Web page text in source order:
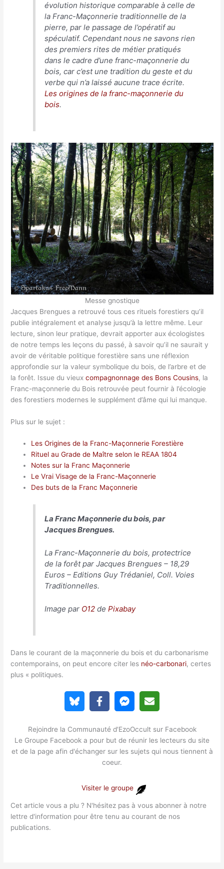
évolution historique comparable à celle de
la Franc-Maçonnerie traditionnelle de la
pierre, par le passage de l’opératif au
spéculatif. Cependant nous ne savons rien
des premiers rites de métier pratiqués
dans le cadre d’une franc-maçonnerie du
bois, car c’est une tradition du geste et du
verbe qui n’a laissé aucune trace écrite.
Les origines de la franc-maçonnerie du
bois.
Messe gnostique
Jacques Brengues a retrouvé tous ces rituels forestiers qu’il
publie intégralement et analyse jusqu’à la lettre même. Leur
lecture, sinon leur pratique, devrait apporter aux écologistes
de notre temps les leçons du passé, à savoir qu’il ne saurait y
avoir de véritable politique forestière sans une réflexion
approfondie sur la valeur symbolique du bois, de l’arbre et de
la forêt. Issue du vieuxcompagnonnage des Bons Cousins, la
Franc-maçonnerie du Bois retrouvée peut fournir à l’écologie
des forestiers modernes le supplément d’âme qui lui manque.
Plus sur le sujet :
Les Origines de la Franc-Maçonnerie Forestière
Rituel au Grade de Maître selon le REAA 1804
Notes sur la Franc Maçonnerie
Le Vrai Visage de la Franc-Maçonnerie
Des buts de la Franc Maçonnerie
La Franc Maçonnerie du bois, par
Jacques Brengues.
La Franc-Maçonnerie du bois, protectrice
de la forêtpar Jacques Brengues – 18,29
Euros – Editions Guy Trédaniel, Coll. Voies
Traditionnelles.
Image par O12 dePixabay
Dans le courant de la maçonnerie du bois et du carbonarisme
contemporains, on peut encore citer les néo-carbonari, certes
plus « politiques.
Rejoindre la Communauté d'EzoOccult sur Facebook
Le Groupe Facebook a pour but de réunir les lecteurs du site
et de la page afin d'échanger sur les sujets qui nous tiennent à
coeur.
Visiter le groupe
Cet article vous a plu ? N'hésitez pas à vous abonner à notre
lettre d'information pour être tenu au courant de nos
publications.